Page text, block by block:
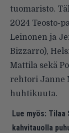
tuomaristo.
2024 Teosto-
Leinonen ja
Bizzarro),
Mattila sekä
rehtori Janne
huhtikuuta.
Lue myös: Tilaa
kahvitauolla